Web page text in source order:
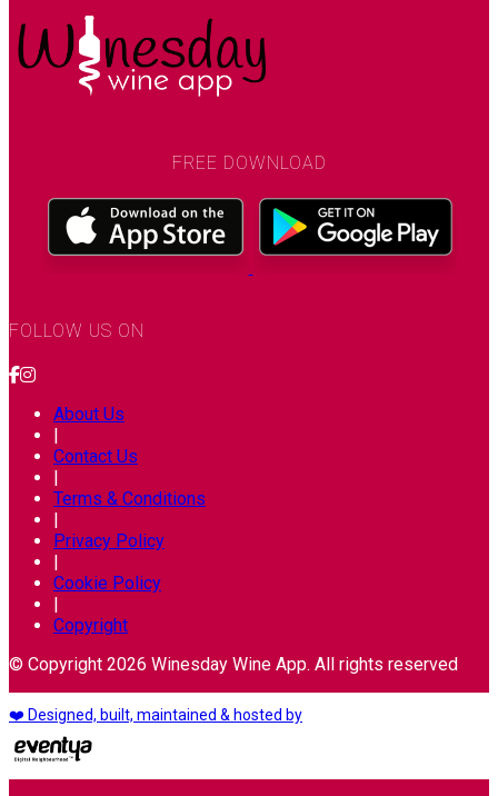
FREE DOWNLOAD
FOLLOW US ON
About Us
|
Contact Us
|
Terms & Conditions
|
Privacy Policy
|
Cookie Policy
|
Copyright
© Copyright 2026 Winesday Wine App. All rights reserved
❤️ Designed, built, maintained & hosted by